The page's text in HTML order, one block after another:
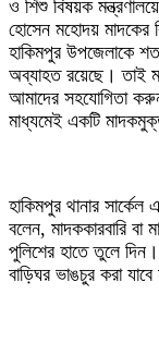
ও শিশু বিষয়ক
হোসেন মহোদয় মাদকের
হাকিমপুর উপজেলাকে
অব্যাহত রয়েছে। তাই
আমাদের সহযোগিতা
মাধ্যমেই একটি
হাকিমপুর থানার
বলেন, মাদককারবারি
পুলিশের হাতে তুলে
বাড়িঘর ভাঙচুর করা